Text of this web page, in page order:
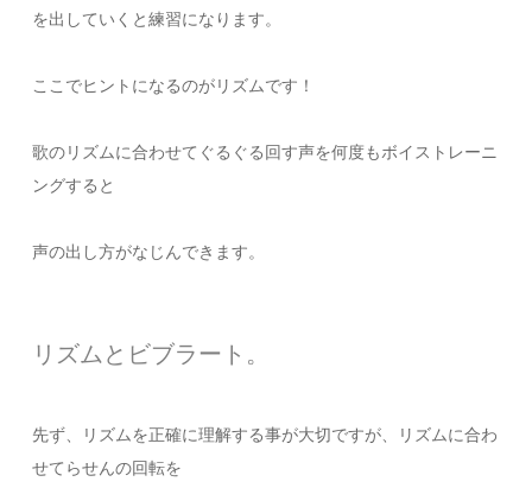
を出していくと練習になります。
ここでヒントになるのがリズムです！
歌のリズムに合わせてぐるぐる回す声を何度もボイストレーニ
ングすると
声の出し方がなじんできます。
リズムとビブラート。
先ず、リズムを正確に理解する事が大切ですが、リズムに合わ
せてらせんの回転を